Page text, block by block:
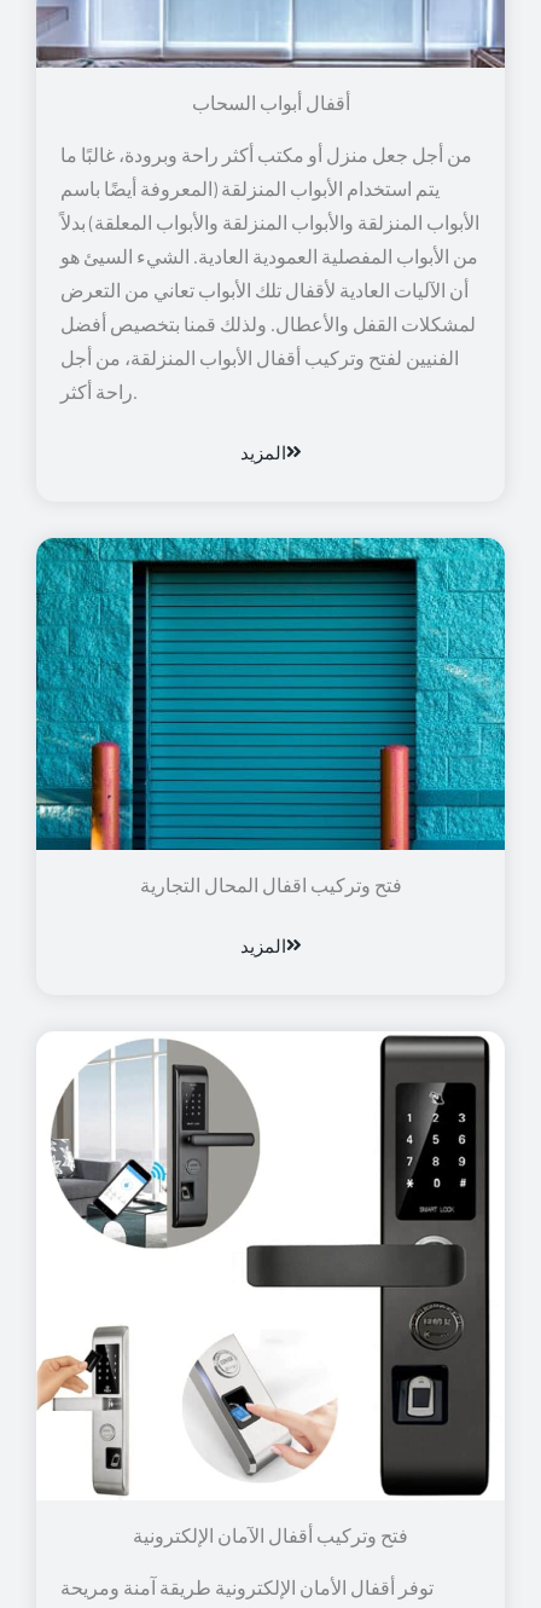
أقفال أبواب السحاب
من أجل جعل منزل أو مكتب أكثر راحة وبرودة، غالبًا ما
يتم استخدام الأبواب المنزلقة (المعروفة أيضًا باسم
الأبواب المنزلقة والأبواب المنزلقة والأبواب المعلقة) بدلاً
من الأبواب المفصلية العمودية العادية. الشيء السيئ هو
أن الآليات العادية لأقفال تلك الأبواب تعاني من التعرض
لمشكلات القفل والأعطال. ولذلك قمنا بتخصيص أفضل
الفنيين لفتح وتركيب أقفال الأبواب المنزلقة، من أجل
راحة أكثر.
المزيد
فتح وتركيب اقفال المحال التجارية
المزيد
توفر أقفال الأمان الإلكترونية طريقة آمنة ومريحة